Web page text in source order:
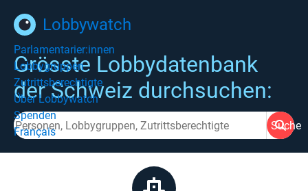
Lobbywatch
Parlamentarier:innen
Lobbygruppen
Zutrittsberechtigte
Über Lobbywatch
Spenden
Français
Grösste Lobbydatenbank
der Schweiz durchsuchen:
Suche